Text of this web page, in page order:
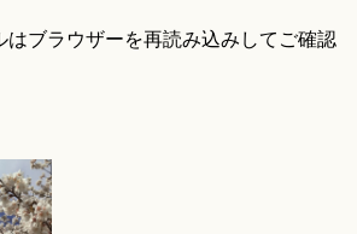
ブラウザーを再読み込みしてご確認